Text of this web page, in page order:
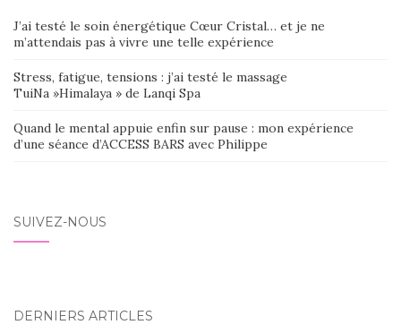
J’ai testé le soin énergétique Cœur Cristal… et je ne
m’attendais pas à vivre une telle expérience
Stress, fatigue, tensions : j’ai testé le massage
TuiNa »Himalaya » de Lanqi Spa
Quand le mental appuie enfin sur pause : mon expérience
d’une séance d’ACCESS BARS avec Philippe
SUIVEZ-NOUS
DERNIERS ARTICLES